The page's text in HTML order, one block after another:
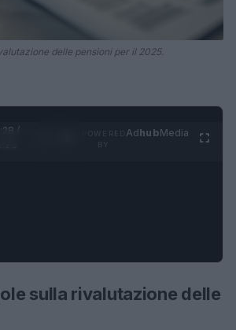
delle pensioni per il 2025.
/
AdhubMedia
sulla rivalutazione delle